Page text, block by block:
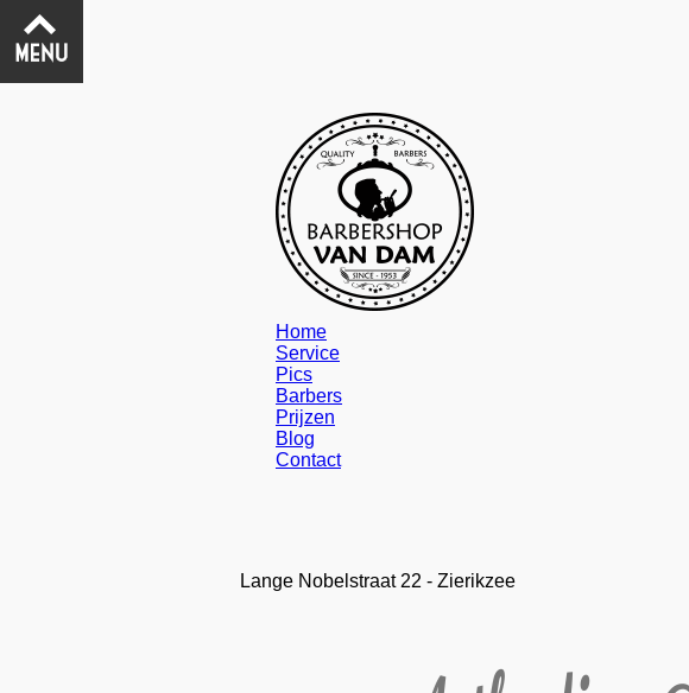
Home
Service
Pics
Barbers
Prijzen
Blog
Contact
Lange Nobelstraat 22 - Zierikzee